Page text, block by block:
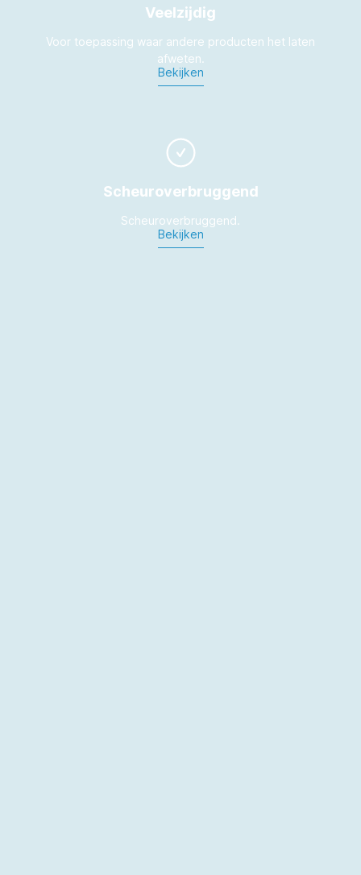
Veelzijdig
Voor toepassing waar andere producten het laten
afweten.
Bekijken
Scheuroverbruggend
Scheuroverbruggend.
Bekijken